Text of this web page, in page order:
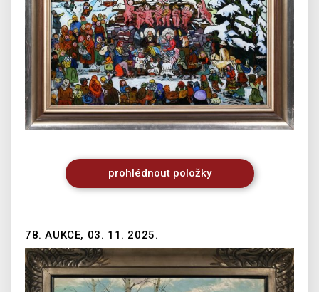
prohlédnout položky
78. AUKCE, 03. 11. 2025.